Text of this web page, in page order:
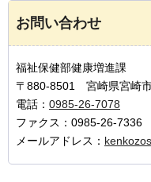
お問い合わせ
福祉保健部健康増進課
〒880-8501 宮崎県宮崎
電話： 0985-26-7078
ファクス：0985-26-7336
メールアドレス：